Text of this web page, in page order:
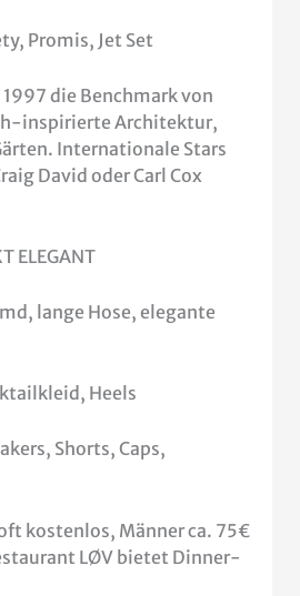
Promis, Jet Set
1997 die Benchmark von
inspirierte Architektur,
Internationale Stars
David oder Carl Cox
ELEGANT
lange Hose, elegante
Heels
Shorts, Caps,
kostenlos, Männer ca. 75€
LØV bietet Dinner-